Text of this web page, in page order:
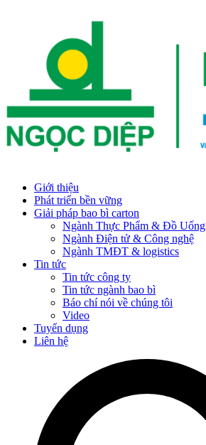
Giới thiệu
Phát triển bền vững
Giải pháp bao bì carton
Ngành Thực Phẩm & Đồ Uống
Ngành Điện tử & Công nghệ
Ngành TMĐT & logistics
Tin tức
Tin tức công ty
Tin tức ngành bao bì
Báo chí nói về chúng tôi
Video
Tuyển dụng
Liên hệ